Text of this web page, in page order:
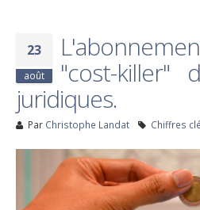
23
août
"cost-killer"
juridiques.
Par Christophe Landat Chiffres